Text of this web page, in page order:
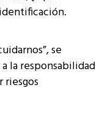
se
la responsabilidad
riesgos